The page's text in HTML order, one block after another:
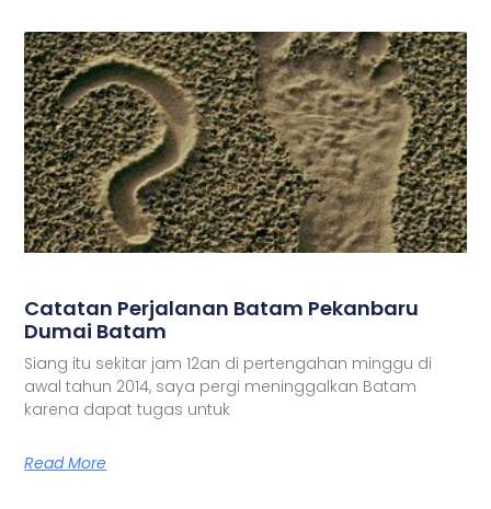
Catatan Perjalanan Batam Pekanbaru
Dumai Batam
Siang itu sekitar jam 12an di pertengahan minggu di
awal tahun 2014, saya pergi meninggalkan Batam
karena dapat tugas untuk
Read More